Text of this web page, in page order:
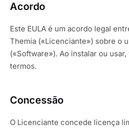
Acordo
Este EULA é um acordo legal
Themia («Licenciante») sobre o
(«Software»). Ao instalar ou
termos.
Concessão
O Licenciante concede licença